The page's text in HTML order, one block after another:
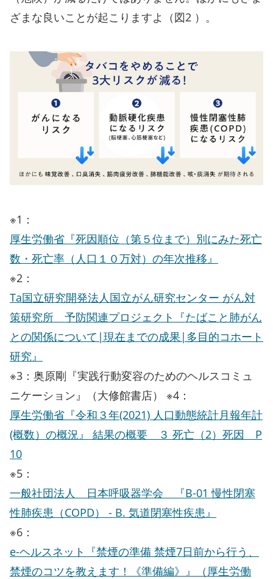
ざまな良いことが起こりますよ（図2 ）。
※1：
厚生労働省『死因順位（第５位まで）別にみた死亡
数・死亡率（人口１０万対）の年次推移』
※2：
Ta国立研究開発法人国立がん研究センター がん対
策研究所 予防関連プロジェクト『たばこと肺がん
との関係について|現在までの成果|多目的コホート
研究』
※3：奥原剛『実践行動変容のためのヘルスコミュ
ニケーション』（大修館書店） ※4：
厚生労働省『令和３年(2021) 人口動態統計月報年計
(概数）の概況』 結果の概要 ３ 死亡（2）死因 P
10
※5：
一般社団法人 日本呼吸器学会 『B-01 慢性閉塞
性肺疾患（COPD） - B. 気道閉塞性疾患』
※6：
e-ヘルスネット『禁煙の準備 禁煙7日前から行う、
禁煙のコツを教えます！《準備編》』（厚生労働